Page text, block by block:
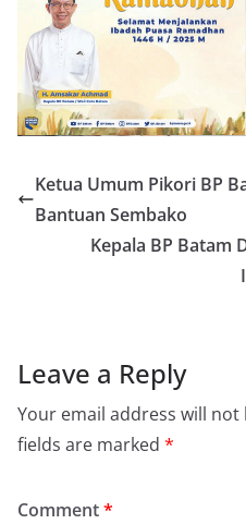
Ketua Umum Pikori BP
Bantuan Sembako
Kepala BP Batam
Leave a Reply
Your email address will not
fields are marked *
Comment*